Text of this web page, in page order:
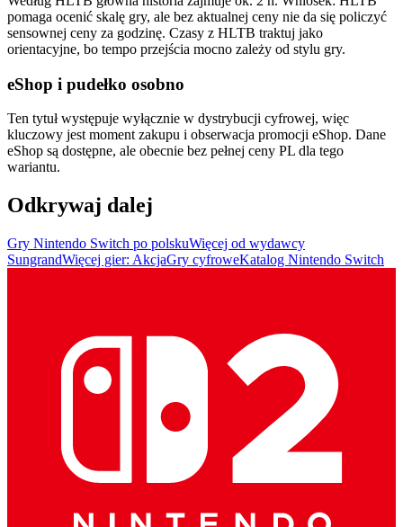
pomaga ocenić skalę gry, ale bez aktualnej ceny nie da się policzyć
sensownej ceny za godzinę. Czasy z HLTB traktuj jako
orientacyjne, bo tempo przejścia mocno zależy od stylu gry.
eShop i pudełko osobno
Ten tytuł występuje wyłącznie w dystrybucji cyfrowej, więc
kluczowy jest moment zakupu i obserwacja promocji eShop. Dane
eShop są dostępne, ale obecnie bez pełnej ceny PL dla tego
wariantu.
Odkrywaj dalej
Gry Nintendo Switch po polskuWięcej od wydawcy
SungrandWięcej gier: AkcjaGry cyfroweKatalog Nintendo Switch